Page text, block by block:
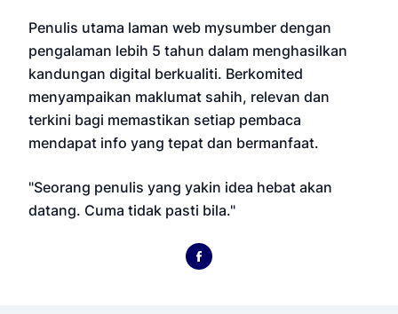
Penulis utama laman web mysumber dengan
pengalaman lebih 5 tahun dalam menghasilkan
kandungan digital berkualiti. Berkomited
menyampaikan maklumat sahih, relevan dan
terkini bagi memastikan setiap pembaca
mendapat info yang tepat dan bermanfaat.
"Seorang penulis yang yakin idea hebat akan
datang. Cuma tidak pasti bila."